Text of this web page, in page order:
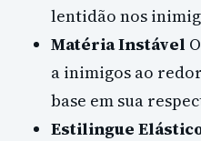
lentidão nos
Matéria Instável
a inimigos ao
base em sua
Estilingue